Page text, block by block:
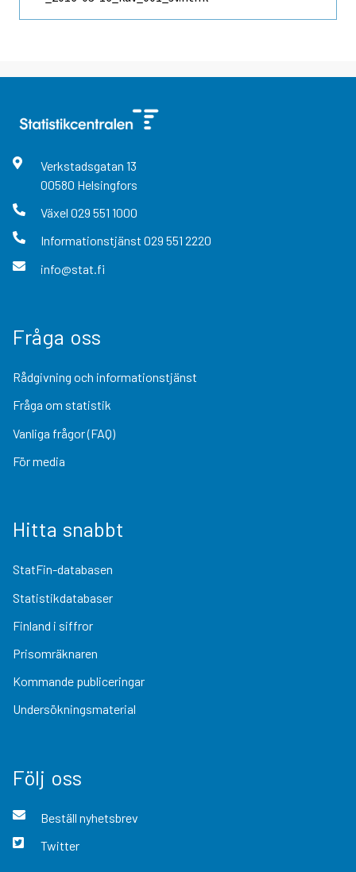
Verkstadsgatan 13
00580 Helsingfors
Växel 029 551 1000
Informationstjänst 029 551 2220
info@stat.fi
Fråga oss
Rådgivning och informationstjänst
Fråga om statistik
Vanliga frågor (FAQ)
För media
Hitta snabbt
StatFin-databasen
Statistikdatabaser
Finland i siffror
Prisomräknaren
Kommande publiceringar
Undersökningsmaterial
Följ oss
Beställ nyhetsbrev
Twitter